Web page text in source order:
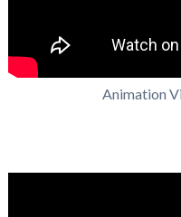
Animation